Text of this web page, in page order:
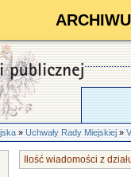
»Uchwały Rady Miejskiej»
Ilość wiadomości z